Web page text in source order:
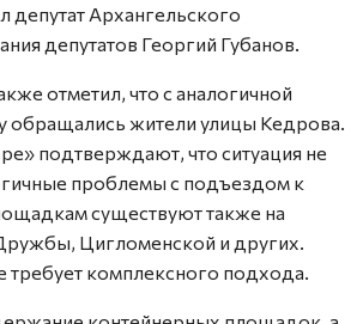
депутат Архангельского
депутатов Георгий Губанов.
отметил, что с аналогичной
обращались жители улицы Кедрова.
подтверждают, что ситуация не
проблемы с подъездом к
существуют также на
Цигломенской и других.
комплексного подхода.